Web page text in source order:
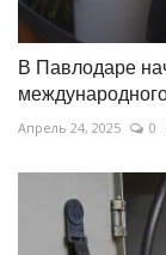
В Павлодаре
Апрель 24, 2025 0